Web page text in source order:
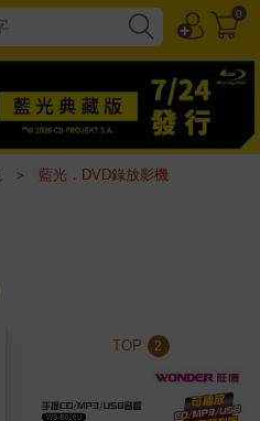
0
＞ 藍光．DVD錄放影機
TOP 2